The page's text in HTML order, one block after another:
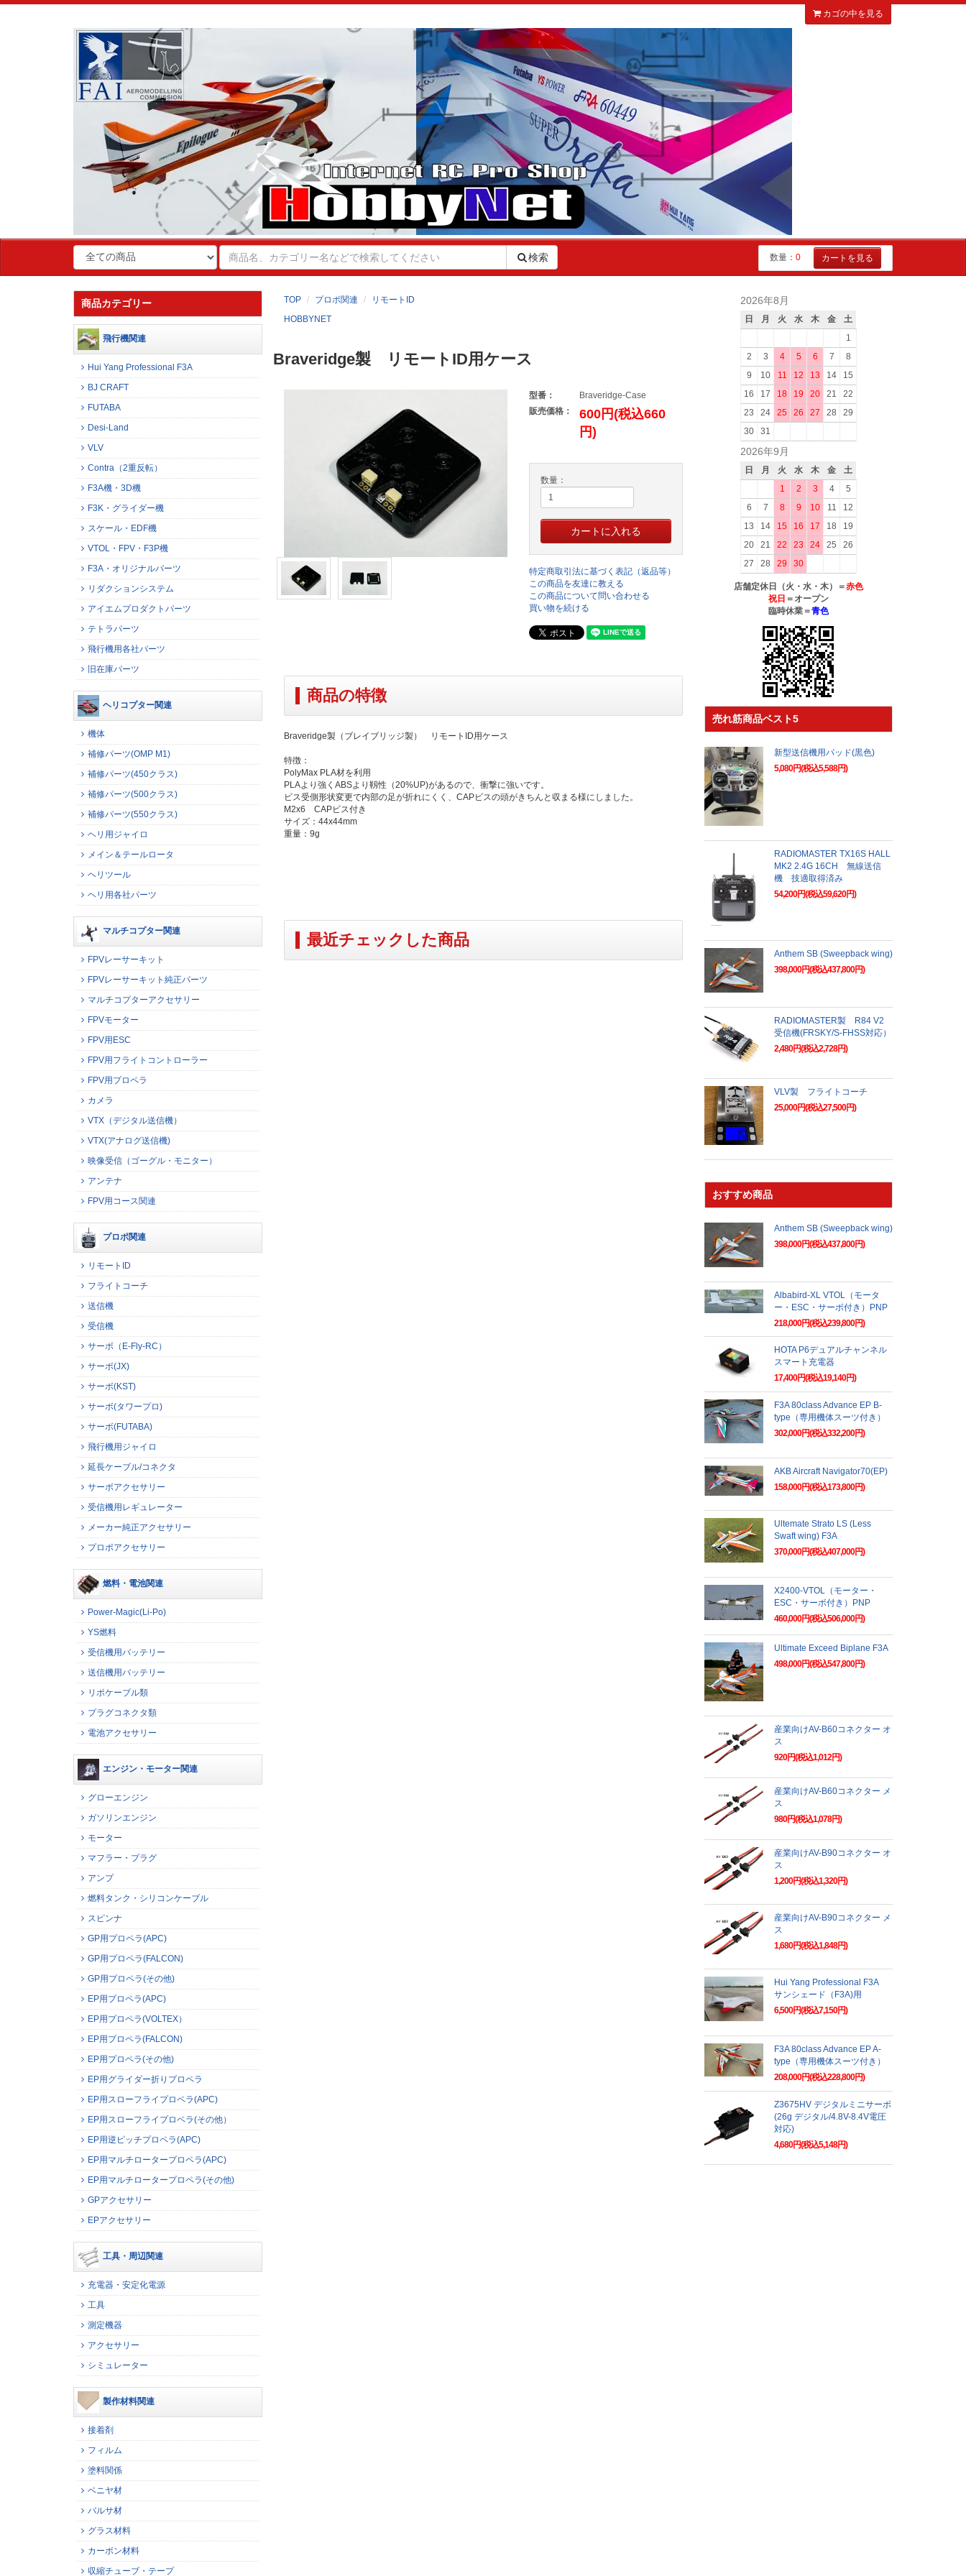
カゴの中を見る
検索 数量： 0 カートを見る
TOP プロポ関連
リモートID
HOBBYNET
Braveridge製 リモートID用ケース
型番：
Braveridge-Case
販売価格：
600円(税込660
円)
数量：
特定商取引法に基づく表記（返品等）
この商品を友達に教える
この商品について問い合わせる
買い物を続ける
商品の特徴
Braveridge製（ブレイブリッジ製） リモートID用ケース
特徴：
PolyMax PLA材を利用
PLAより強くABSより靱性（20%UP)があるので、衝撃に強いです。
ビス受側形状変更で内部の足が折れにくく、CAPビスの頭がきちんと収まる様にしました。
M2x6 CAPビス付き
サイズ：44x44mm
重量：9g
最近チェックした商品
商品カテゴリー
飛行機関連
Hui Yang Professional F3A
BJ CRAFT
FUTABA
Desi-Land
VLV
Contra（2重反転）
F3A機・3D機
F3K・グライダー機
スケール・EDF機
VTOL・FPV・F3P機
F3A・オリジナルパーツ
リダクションシステム
アイエムプロダクトパーツ
テトラパーツ
飛行機用各社パーツ
旧在庫パーツ
ヘリコプター関連
機体
補修パーツ(OMP M1)
補修パーツ(450クラス)
補修パーツ(500クラス)
補修パーツ(550クラス)
ヘリ用ジャイロ
メイン＆テールロータ
ヘリツール
ヘリ用各社パーツ
マルチコプター関連
FPVレーサーキット
FPVレーサーキット純正パーツ
マルチコプターアクセサリー
FPVモーター
FPV用ESC
FPV用フライトコントローラー
FPV用プロペラ
カメラ
VTX（デジタル送信機）
VTX(アナログ送信機)
映像受信（ゴーグル・モニター）
アンテナ
FPV用コース関連
プロポ関連
リモートID
フライトコーチ
送信機
受信機
サーボ（E-Fly-RC）
サーボ(JX)
サーボ(KST)
サーボ(タワープロ)
サーボ(FUTABA)
飛行機用ジャイロ
延長ケーブル/コネクタ
サーボアクセサリー
受信機用レギュレーター
メーカー純正アクセサリー
プロポアクセサリー
燃料・電池関連
Power-Magic(Li-Po)
YS燃料
受信機用バッテリー
送信機用バッテリー
リポケーブル類
プラグコネクタ類
電池アクセサリー
エンジン・モーター関連
グローエンジン
ガソリンエンジン
モーター
マフラー・プラグ
アンプ
燃料タンク・シリコンケーブル
スピンナ
GP用プロペラ(APC)
GP用プロペラ(FALCON)
GP用プロペラ(その他)
EP用プロペラ(APC)
EP用プロペラ(VOLTEX）
EP用プロペラ(FALCON)
EP用プロペラ(その他)
EP用グライダー折りプロペラ
EP用スローフライプロペラ(APC)
EP用スローフライプロペラ(その他）
EP用逆ピッチプロペラ(APC)
EP用マルチロータープロペラ(APC)
EP用マルチロータープロペラ(その他)
GPアクセサリー
EPアクセサリー
工具・周辺関連
充電器・安定化電源
工具
測定機器
アクセサリー
シミュレーター
製作材料関連
接着剤
フィルム
塗料関係
ベニヤ材
バルサ材
グラス材料
カーボン材料
収縮チューブ・テープ
2026年8月
日 月 火 水 木 金
土
1
2
3 4 5 6 7
8
9
10 11 12 13 14
15
16
17 18 19 20 21
22
23
24 25 26 27 28
29
30
31
2026年9月
日 月 火 水 木 金
土
1
2 3 4
5
6
7 8 9 10 11
12
13
14 15 16 17 18
19
20
21 22 23 24 25
26
27
28 29 30
店舗定休日（火・水・木）＝赤色
祝日 ＝オープン
臨時休業＝青色
売れ筋商品ベスト5
新型送信機用パッド(黒色)
5,080円(税込5,588円)
RADIOMASTER TX16S HALL
MK2 2.4G 16CH 無線送信
機 技適取得済み
54,200円(税込59,620円)
Anthem SB (Sweepback wing)
398,000円(税込437,800円)
RADIOMASTER製 R84 V2
受信機(FRSKY/S-FHSS対応）
2,480円(税込2,728円)
VLV製 フライトコーチ
25,000円(税込27,500円)
おすすめ商品
Anthem SB (Sweepback wing)
398,000円(税込437,800円)
Albabird-XL VTOL（モータ
ー・ESC・サーボ付き）PNP
218,000円(税込239,800円)
HOTA P6デュアルチャンネル
スマート充電器
17,400円(税込19,140円)
F3A 80class Advance EP B-
type（専用機体スーツ付き）
302,000円(税込332,200円)
AKB Aircraft Navigator70(EP)
158,000円(税込173,800円)
Ultemate Strato LS (Less
Swaft wing) F3A
370,000円(税込407,000円)
X2400-VTOL（モーター・
ESC・サーボ付き）PNP
460,000円(税込506,000円)
Ultimate Exceed Biplane F3A
498,000円(税込547,800円)
産業向けAV-B60コネクター オ
ス
920円(税込1,012円)
産業向けAV-B60コネクター メ
ス
980円(税込1,078円)
産業向けAV-B90コネクター オ
ス
1,200円(税込1,320円)
産業向けAV-B90コネクター メ
ス
1,680円(税込1,848円)
Hui Yang Professional F3A
サンシェード（F3A)用
6,500円(税込7,150円)
F3A 80class Advance EP A-
type（専用機体スーツ付き）
208,000円(税込228,800円)
Z3675HV デジタルミニサーボ
(26g デジタル/4.8V-8.4V電圧
対応)
4,680円(税込5,148円)